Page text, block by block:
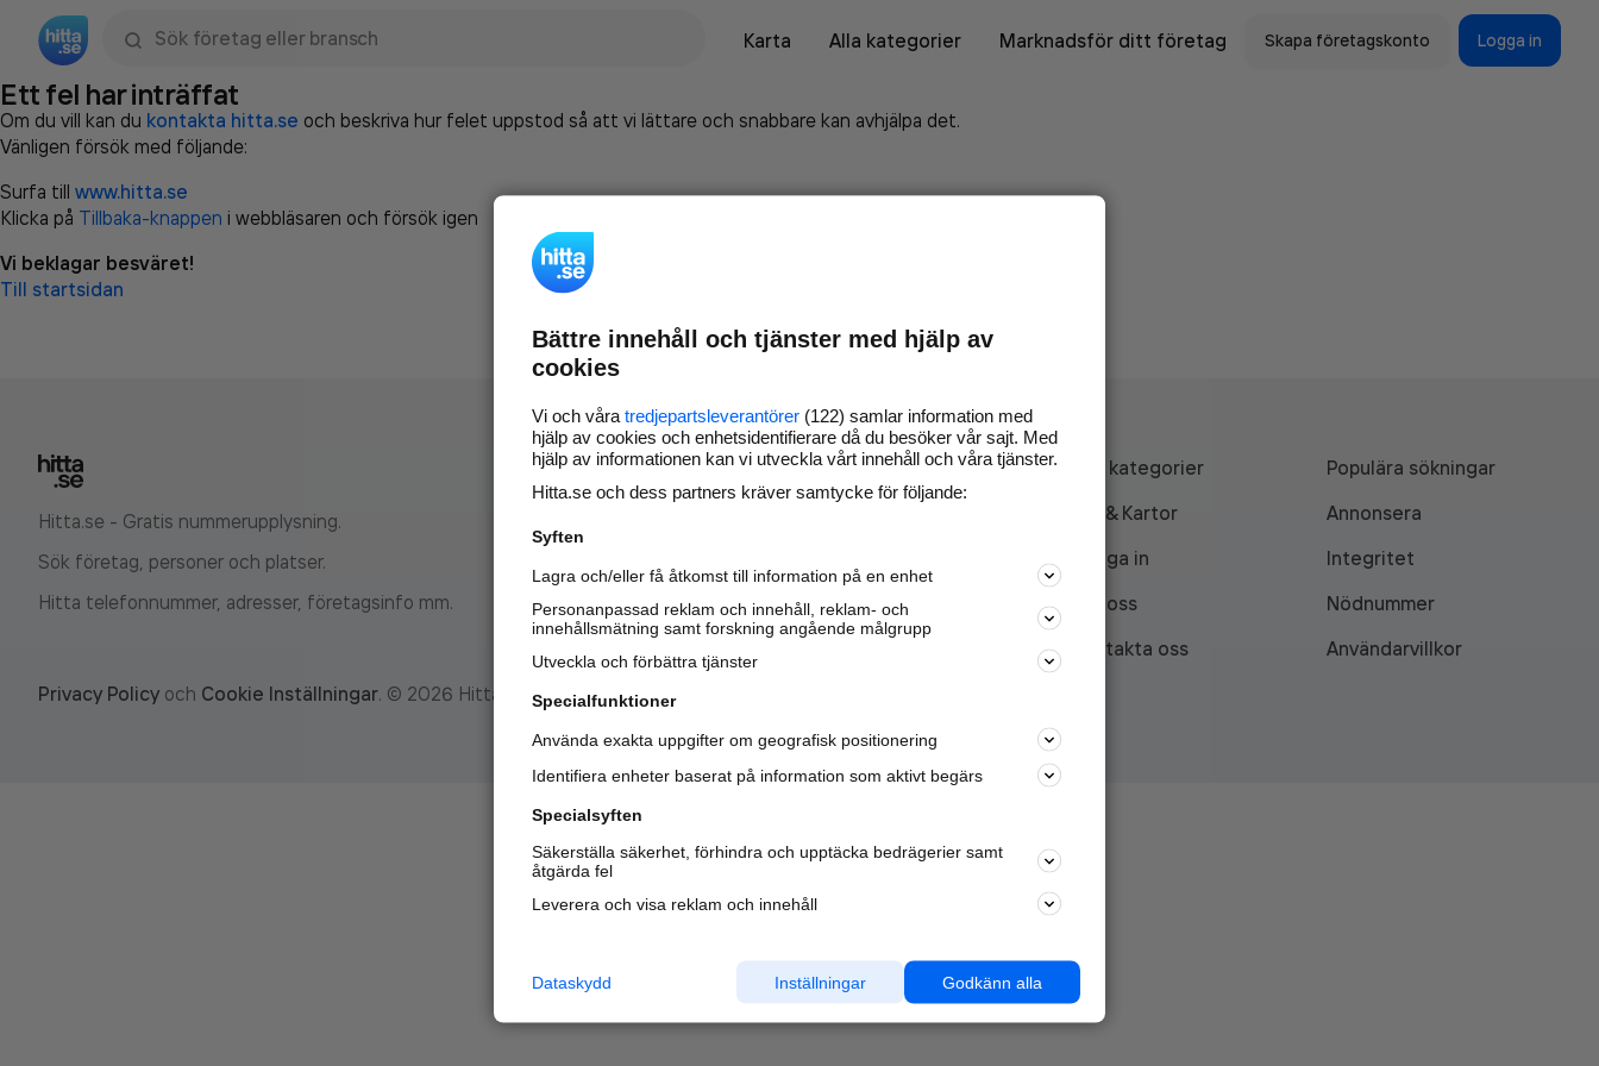
Karta
Alla kategorier Marknadsför ditt företag Skapa företagskonto Logga in
Ett fel har inträffat
Om du vill kan du kontakta hitta.se och beskriva hur felet uppstod så att vi lättare och snabbare kan avhjälpa det.
Vänligen försök med följande:
Surfa till www.hitta.se
Klicka på Tillbaka-knappen i webbläsaren och försök igen
Vi beklagar besväret!
Till startsidan
Hitta.se - Gratis nummerupplysning.
Sök företag, personer och platser.
Hitta telefonnummer, adresser, företagsinfo mm.
Marknadsför företaget på
nya kunder och
samarbetspartners nära dig.
Läs mer här
Alla kategorier
Populära sökningar
API & Kartor
Annonsera
Logga in
Integritet
Om oss
Nödnummer
Kontakta oss
Användarvillkor
Privacy Policy och Cookie Inställningar. © 2026 Hitta.se
Bättre innehåll och tjänster med hjälp av
cookies
Vi och våra tredjepartsleverantörer (122) samlar information med
hjälp av cookies och enhetsidentifierare då du besöker vår sajt. Med
hjälp av informationen kan vi utveckla vårt innehåll och våra tjänster.
Hitta.se och dess partners kräver samtycke för följande:
Syften
Lagra och/eller få åtkomst till information på en enhet
Personanpassad reklam och innehåll, reklam- och
innehållsmätning samt forskning angående målgrupp
Utveckla och förbättra tjänster
Specialfunktioner
Använda exakta uppgifter om geografisk positionering
Identifiera enheter baserat på information som aktivt begärs
Specialsyften
Säkerställa säkerhet, förhindra och upptäcka bedrägerier samt
åtgärda fel
Leverera och visa reklam och innehåll
Godkänn alla
Inställningar
Dataskydd